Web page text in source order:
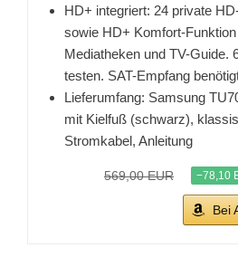
HD+ integriert: 24 private
sowie HD+ Komfort-
Mediatheken und TV-Guide.
testen. SAT-Empfang
Lieferumfang: Samsung
mit Kielfuß (schwarz),
Stromkabel, Anleitung
569,00 EUR −78,10
Bei